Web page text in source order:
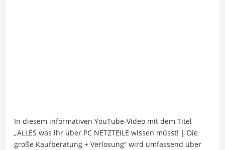
In diesem informativen YouTube-Video mit dem Titel
„ALLES was ihr über PC NETZTEILE wissen müsst! | Die
große Kaufberatung + Verlosung“ wird umfassend über